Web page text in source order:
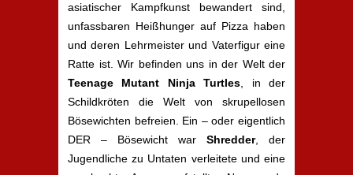
asiatischer Kampfkunst bewandert sind,
unfassbaren Heißhunger auf Pizza haben
und deren Lehrmeister und Vaterfigur eine
Ratte ist. Wir befinden uns in der Welt der
Teenage Mutant Ninja Turtles , in der
Schildkröten die Welt von skrupellosen
Bösewichten befreien. Ein – oder eigentlich
DER – Bösewicht war Shredder, der
Jugendliche zu Untaten verleitete und eine